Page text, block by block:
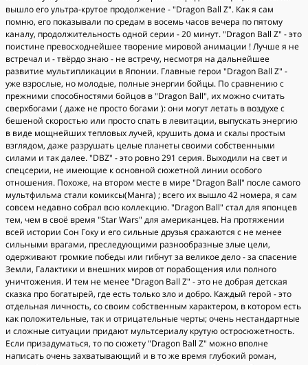
вышло его ультра-крутое продолжение - "Dragon Ball Z". Как я сам
помню, его показывали по средам в восемь часов вечера по пятому
каналу, продолжительность одной серии - 20 минут. "Dragon Ball Z" - это
поистине превосходнейшее творение мировой анимации ! Лучше я не
встречал и - твёрдо знаю - не встречу, несмотря на дальнейшее
развитие мультипликации в Японии. Главные герои "Dragon Ball Z" -
уже взрослые, но молодые, полные энергии бойцы. По сравнению с
прежними способностями бойцов в "Dragon Ball", их можно считать
сверхбогами ( даже не просто богами ): они могут летать в воздухе с
бешеной скоростью или просто спать в левитации, выпускать энергию
в виде мощнейших тепловых лучей, крушить дома и скалы простым
взглядом, даже разрушать целые планеты своими собственными
силами и так далее. "DBZ" - это ровно 291 серия. Выходили на свет и
спецсерии, не имеющие к основной сюжетной линии особого
отношения. Похоже, на втором месте в мире "Dragon Ball" после самого
мультфильма стали комиксы(Манга) ; всего их вышло 42 номера, я сам
совсем недавно собрал всю коллекцию. "Dragon Ball" стал для японцев
тем, чем в своё время "Star Wars" для американцев. На протяжении
всей истории Сон Гоку и его сильные друзья сражаются с не менее
сильными врагами, преследующими разнообразные злые цели,
одерживают громкие победы или гибнут за великое дело - за спасение
Земли, Галактики и внешних миров от порабощения или полного
уничтожения. И тем не менее "Dragon Ball Z" - это не добрая детская
сказка про богатырей, где есть только зло и добро. Каждый герой - это
отдельная личность, со своим собственным характером, в котором есть
как положительные, так и отрицательные черты; очень нестандартные
и сложные ситуации придают мультсериалу крутую остросюжетность.
Если призадуматься, то по сюжету "Dragon Ball Z" можно вполне
написать очень захватывающий и в то же время глубокий роман,